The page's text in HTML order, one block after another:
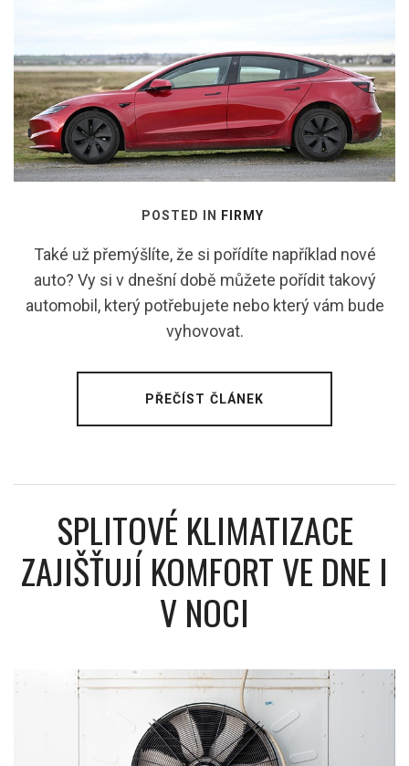
POSTED IN FIRMY
Také už přemýšlíte, že si pořídíte například nové
auto? Vy si v dnešní době můžete pořídit takový
automobil, který potřebujete nebo který vám bude
vyhovovat.
PŘEČÍST ČLÁNEK
SPLITOVÉ KLIMATIZACE
ZAJIŠŤUJÍ KOMFORT VE DNE I
V NOCI